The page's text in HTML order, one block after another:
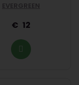
EVERGREEN
12